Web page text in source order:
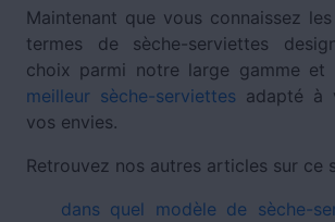
Maintenant que vous connaissez
termes de sèche-serviettes
choix parmi notre large gamme et
meilleur sèche-serviettes adapté à
vos envies.
Retrouvez nos autres articles sur ce
dans quel modèle de sèche-